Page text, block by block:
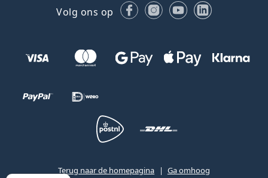
Volg ons op FacebookInstagram
YouTubeLinkedIn
Terug naar de homepagina Ga omhoog